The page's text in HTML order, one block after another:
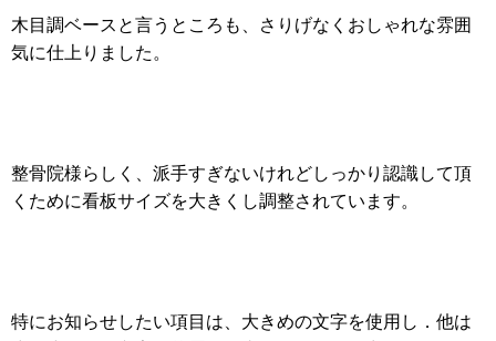
木目調ベースと言うところも、さりげなくおしゃれな雰囲
気に仕上りました。
整骨院様らしく、派手すぎないけれどしっかり認識して頂
くために看板サイズを大きくし調整されています。
特にお知らせしたい項目は、大きめの文字を使用し．他は